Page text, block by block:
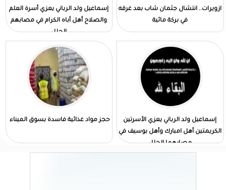
ازويرات.. انتشال جثمان شاب بعد غرقه
في بركة مائية
إسماعيل ولد الرباني يعزي أسرة العلم
والصلاح أهل أباه الكرام في مصابهم
الجلل
إسماعيل ولد الرباني يعزي الأسرتين
الكريمتين أهل امبارك وأهل بوسيف في
مصابهما الجلل
حجز مواد غذائية فاسدة بسوق الميناء